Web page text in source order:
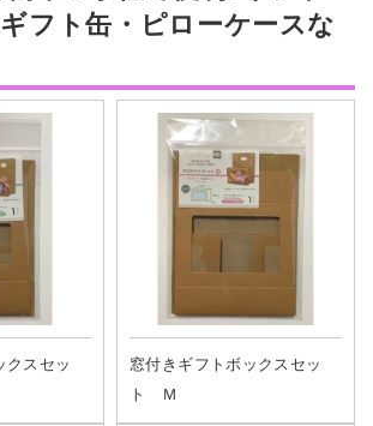
フト缶・ピローケースな
クスセッ
窓付きギフトボックスセッ
ト Ｍ